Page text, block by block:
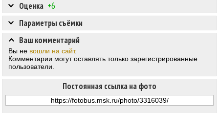
Оценка +6
Постоянная ссылка на фото
Параметры съёмки
Ваш комментарий
Вы не вошли на сайт.
Комментарии могут оставлять только зарегистрированные
пользователи.